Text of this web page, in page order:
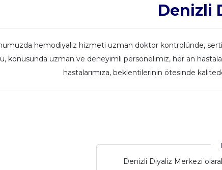
Denizli
hemodiyaliz hizmeti uzman doktor kontrolünde,
konusunda uzman ve deneyimli personelimiz, her an
hastalarımıza, beklentilerinin ötesinde
Denizli Diyaliz Merkezi